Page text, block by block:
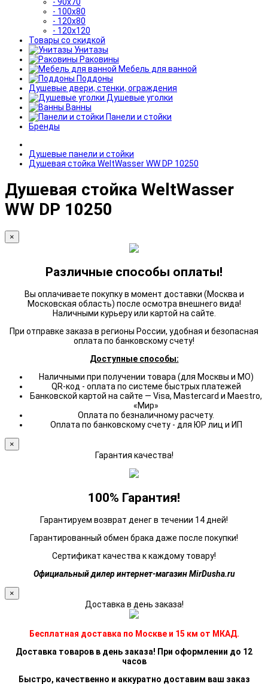
- 100x80
- 120x80
- 120x120
Товары со скидкой
Унитазы
Раковины
Мебель для ванной
Поддоны
Душевые двери, стенки, ограждения
Душевые уголки
Ванны
Панели и стойки
Бренды
Душевые панели и стойки
Душевая стойка WeltWasser WW DP 10250
Душевая стойка WeltWasser
WW DP 10250
×
Различные способы оплаты!
Вы оплачиваете покупку в момент доставки (Москва и
Московская область) после осмотра внешнего вида!
Наличными курьеру или картой на сайте.
При отправке заказа в регионы России, удобная и безопасная
оплата по банковскому счету!
Доступные способы:
Наличными при получении товара (для Москвы и МО)
QR-код - оплата по системе быстрых платежей
Банковской картой на сайте — Visa, Mastercard и Maestro,
«Мир»
Оплата по безналичному расчету.
Оплата по банковскому счету - для ЮР лиц и ИП
×
Гарантия качества!
100% Гарантия!
Гарантируем возврат денег в течении 14 дней!
Гарантированный обмен брака даже после покупки!
Сертификат качества к каждому товару!
Официальный дилер интернет-магазин MirDusha.ru
×
Доставка в день заказа!
Бесплатная доставка по Москве и 15 км от МКАД.
Доставка товаров в день заказа! При оформлении до 12
часов
Быстро, качественно и аккуратно доставим ваш заказ